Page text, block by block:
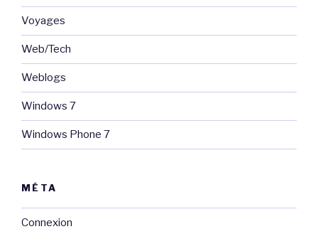
Voyages
Web/Tech
Weblogs
Windows 7
Windows Phone 7
MÉTA
Connexion